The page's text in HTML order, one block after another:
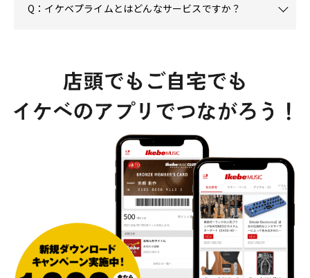
Q：イケベプライムとはどんなサービスですか？